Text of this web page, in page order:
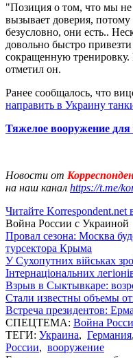
"Позиция о том, что мы
вызывает доверия, потому
безусловно, они есть..
довольно быстро
сокращенную
отметил он.
Ранее сообщалось, что
направить в Украину
Тяжелое вооружение
Новости от
на наш канал https://t.me/
Читайте Korrespondent.net
Война России с Украиной
Провал сезона: Москва
турсектора Крыма
У Сухопутних військах
Інтернаціональних
Взрыв в Сыктывкаре:
Стали известны объемы
Встреча президентов:
СПЕЦТЕМА: Война
ТЕГИ: Украина, Германия
России, вооружение